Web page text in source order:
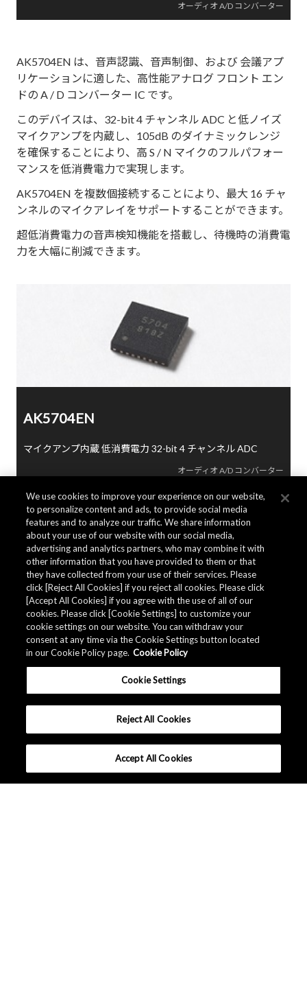
オーディオ A/D コンバーター
AK5704EN は、音声認識、音声制御、および 会議アプ
リケーションに適した、高性能アナログ フロント エン
ドの A / D コンバーター IC です。
このデバイスは、32-bit 4 チャンネル ADC と低ノイズ
マイクアンプを内蔵し、105dB のダイナミックレンジ
を確保することにより、高 S / N マイクのフルパフォー
マンスを低消費電力で実現します。
AK5704EN を複数個接続することにより、最大 16 チャ
ンネルのマイクアレイをサポートすることができます。
超低消費電力の音声検知機能を搭載し、待機時の消費電
力を大幅に削減できます。
AK5704EN
マイクアンプ内蔵 低消費電力 32-bit 4 チャンネル ADC
オーディオ A/D コンバーター
We use cookies to improve your experience on our website,
to personalize content and ads, to provide social media
features and to analyze our traffic. We share information
about your use of our website with our social media,
advertising and analytics partners, who may combine it with
other information that you have provided to them or that
they have collected from your use of their services. Please
click [Reject All Cookies] if you reject all cookies. Please click
[Accept All Cookies] if you agree with the use of all of our
cookies. Please click [Cookie Settings] to customize your
cookie settings on our website. You can withdraw your
consent at any time via the Cookie Settings button located
in our Cookie Policy page. Cookie Policy
Cookie Settings
Reject All Cookies
Accept All Cookies